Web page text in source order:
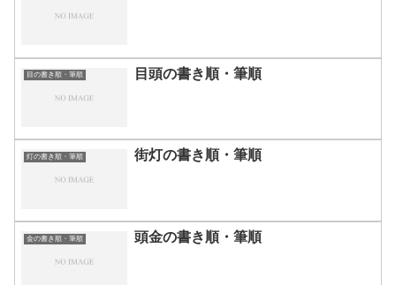
目の書き順・筆順 目頭の書き順・筆順
灯の書き順・筆順 街灯の書き順・筆順
金の書き順・筆順 頭金の書き順・筆順